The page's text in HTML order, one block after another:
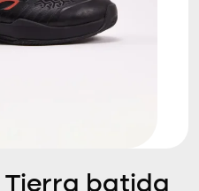
Tierra batida